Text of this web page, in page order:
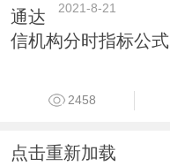
2021-8-21
通达
信机构分时指标公式
2458
点击重新加载